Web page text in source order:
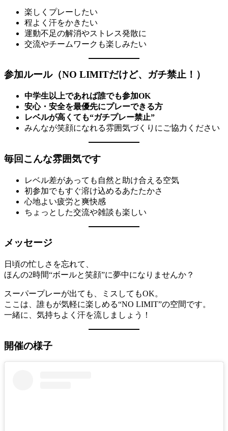
楽しくプレーしたい
程よく汗をかきたい
運動不足の解消やストレス発散に
交流やチームワークも楽しみたい
参加ルール（NO LIMITだけど、ガチ禁止！）
中学生以上であれば誰でも参加OK
安心・安全を最優先にプレーできる方
レベルが高くても“ガチプレー禁止”
みんなが笑顔になれる雰囲気づくりにご協力ください
毎回こんな雰囲気です
レベル差があっても自然と助け合える空気
初参加でもすぐ溶け込めるあたたかさ
心地よい疲労と爽快感
ちょっとした交流や雑談も楽しい
メッセージ
日頃の忙しさを忘れて、
ほんの2時間“ボールと笑顔”に夢中になりませんか？
スーパープレーが出ても、ミスしてもOK。
ここは、誰もが気軽に楽しめる“NO LIMIT”の空間です。
一緒に、気持ちよく汗を流しましょう！
開催の様子